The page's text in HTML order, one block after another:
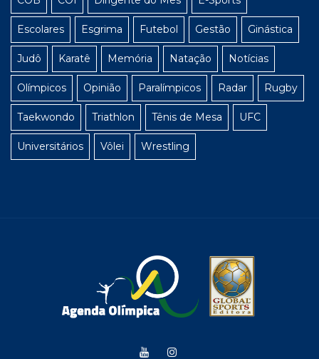
Escolares Esgrima Futebol Gestão Ginástica
Judô Karatê Memória Natação Notícias
Olímpicos Opinião Paralímpicos Radar Rugby
Taekwondo Triathlon Tênis de Mesa UFC
Universitários Vôlei Wrestling